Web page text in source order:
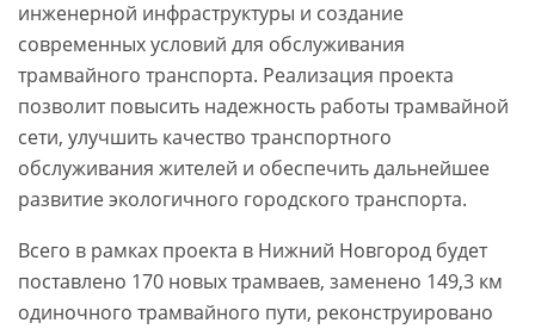
инженерной инфраструктуры и создание
современных условий для обслуживания
трамвайного транспорта. Реализация проекта
позволит повысить надежность работы трамвайной
сети, улучшить качество транспортного
обслуживания жителей и обеспечить дальнейшее
развитие экологичного городского транспорта.
Всего в рамках проекта в Нижний Новгород будет
поставлено 170 новых трамваев, заменено 149,3 км
одиночного трамвайного пути, реконструировано